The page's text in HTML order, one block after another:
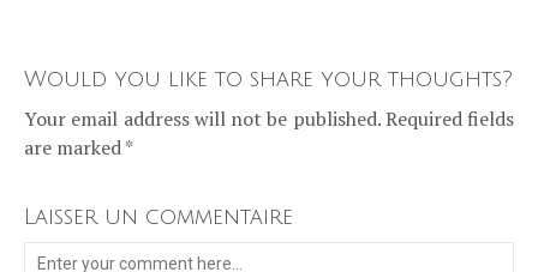
Would you like to share your thoughts?
Your email address will not be published. Required fields
are marked *
Laisser un commentaire